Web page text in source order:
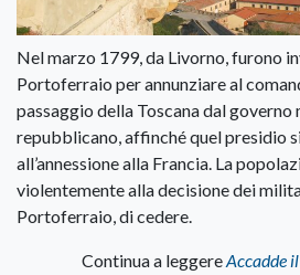
Nel marzo 1799, da Livorno, furono
Portoferraio per annunziare al
passaggio della Toscana dal governo
repubblicano, affinché quel presidio
all’annessione alla Francia. La
violentemente alla decisione dei
Portoferraio, di cedere.
Continua a leggereAccadde